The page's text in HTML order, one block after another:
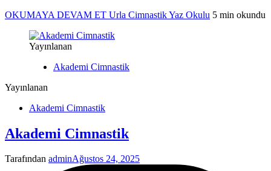
OKUMAYA DEVAM ET Urla Cimnastik Yaz Okulu 5 min okundu
Yayınlanan
Akademi Cimnastik
Yayınlanan
Akademi Cimnastik
Akademi Cimnastik
Tarafından adminAğustos 24, 2025